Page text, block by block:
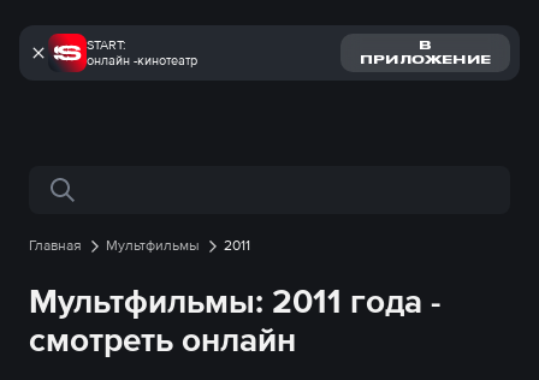
START:
онлайн -кинотеатр
В
ПРИЛОЖЕНИЕ
Поиск по сайту
Главная Мультфильмы 2011
Мультфильмы: 2011 года -
смотреть онлайн